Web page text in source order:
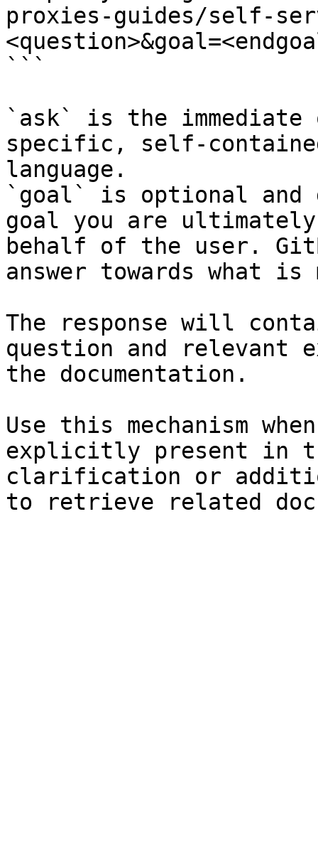
proxies-guides/self-
```
`ask` is the
specific, self-
language.
`goal` is optional and
goal you are
behalf of the user.
answer towards what
The response will
question and relevant
the documentation.
Use this mechanism
explicitly present in
clarification or